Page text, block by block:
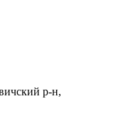
р-н,